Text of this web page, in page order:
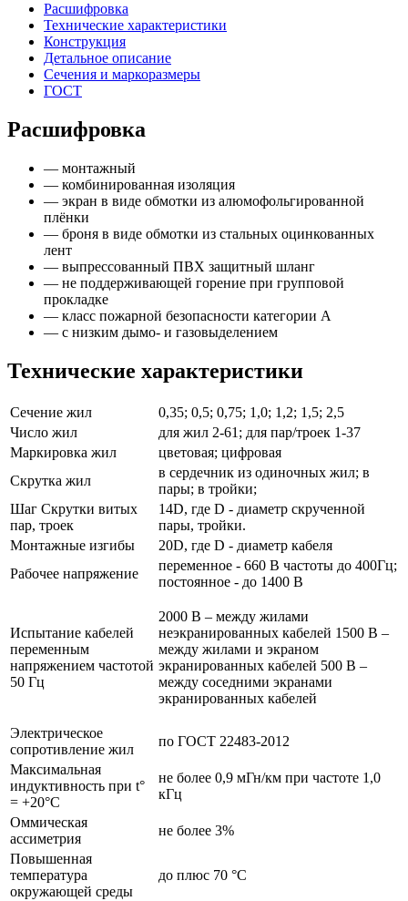
Расшифровка
Технические характеристики
Конструкция
Детальное описание
Сечения и маркоразмеры
ГОСТ
Расшифровка
— монтажный
— комбинированная изоляция
— экран в виде обмотки из алюмофольгированной
плёнки
— броня в виде обмотки из стальных оцинкованных
лент
— выпрессованный ПВХ защитный шланг
— не поддерживающей горение при групповой
прокладке
— класс пожарной безопасности категории А
— с низким дымо- и газовыделением
Технические характеристики
Сечение жил
0,35; 0,5; 0,75; 1,0; 1,2; 1,5; 2,5
Число жил
для жил 2-61; для пар/троек 1-37
Маркировка жил
цветовая; цифровая
Скрутка жил
в сердечник из одиночных жил; в
пары; в тройки;
Шаг Скрутки витых
пар, троек
14D, где D - диаметр скрученной
пары, тройки.
Монтажные изгибы
20D, где D - диаметр кабеля
Рабочее напряжение
переменное - 660 В частоты до 400Гц;
постоянное - до 1400 В
Испытание кабелей
переменным
напряжением частотой
50 Гц
2000 В – между жилами
неэкранированных кабелей 1500 В –
между жилами и экраном
экранированных кабелей 500 В –
между соседними экранами
экранированных кабелей
Электрическое
сопротивление жил
по ГОСТ 22483-2012
Максимальная
индуктивность при t°
= +20°C
не более 0,9 мГн/км при частоте 1,0
кГц
Оммическая
ассиметрия
не более 3%
Повышенная
температура
окружающей среды
до плюс 70 °С